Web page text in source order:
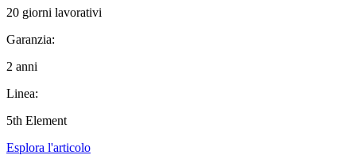
20 giorni lavorativi
Garanzia:
2 anni
Linea:
5th Element
Esplora l'articolo